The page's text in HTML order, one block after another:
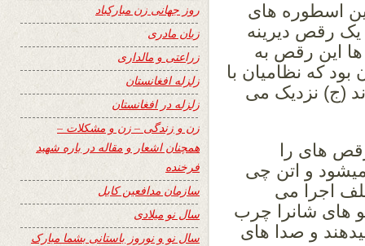
اسطوره های
یک رقص دیرینه
این رقص به
که نظامیان با
(ج) نزدیک می
های را
و اتن چی
اجرا می
های شانرا چرب
و صدا های
روز جهانی زن مبارکباد
زبان مادری
زراعتی و مالداری
زلزله افغانستان
زلزله در افغانستان
زن و زندگی – زن و مشکلات –
همچنان اشعار و مقاله در باره شهید
فرخنده
سازمان مدافعین کابل
سال نو میلادی
سال نو و نوروز باستانی بشما مبارک